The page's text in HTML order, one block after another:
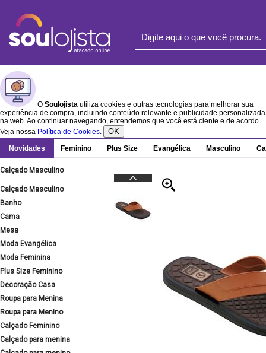
O Soulojista utiliza cookies e outras tecnologias para melhorar sua
experiência de compra, incluindo conteúdo relevante e publicidade personalizada
na web. Ao continuar navegando, entendemos que você está ciente e de acordo.
Veja nossa Política de Cookies. OK
Novidades Feminino Plus Size Evangélica Masculino
Calçado Masculino
Calçado Masculino
Banho
Cama
Mesa
Moda Evangélica
Moda Feminina
Plus Size Feminino
Decoração Casa
Roupa para Menina
Roupa para Menino
Calçado Feminino
Calçado para menina